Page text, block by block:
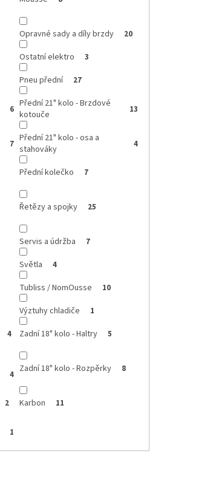
Opravné sady a díly brzdy 20
Ostatní elektro 3
Pneu přední 27
6 Přední 21" kolo - Brzdové
kotouče
13
7 Přední 21" kolo - osa a
stahováky
4
Přední kolečko 7
Řetězy a spojky 25
Servis a údržba 7
Světla 4
Tubliss / NomOusse 10
Výztuhy chladiče 1
4 Zadní 18" kolo - Haltry 5
4 Zadní 18" kolo - Rozpěrky 8
2 Karbon 11
1